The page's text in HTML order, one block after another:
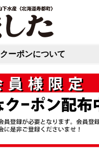
クーポンについて